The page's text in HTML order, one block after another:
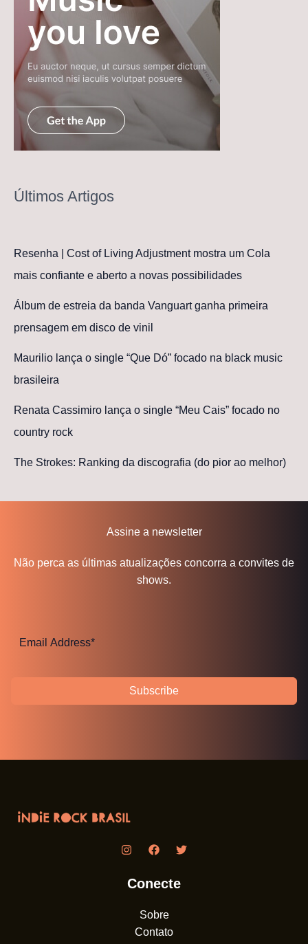
Últimos Artigos
Resenha | Cost of Living Adjustment mostra um Cola
mais confiante e aberto a novas possibilidades
Álbum de estreia da banda Vanguart ganha primeira
prensagem em disco de vinil
Maurilio lança o single “Que Dó” focado na black music
brasileira
Renata Cassimiro lança o single “Meu Cais” focado no
country rock
The Strokes: Ranking da discografia (do pior ao melhor)
Assine a newsletter
Não perca as últimas atualizações concorra a convites de
shows.
Subscribe
Conecte
Sobre
Contato